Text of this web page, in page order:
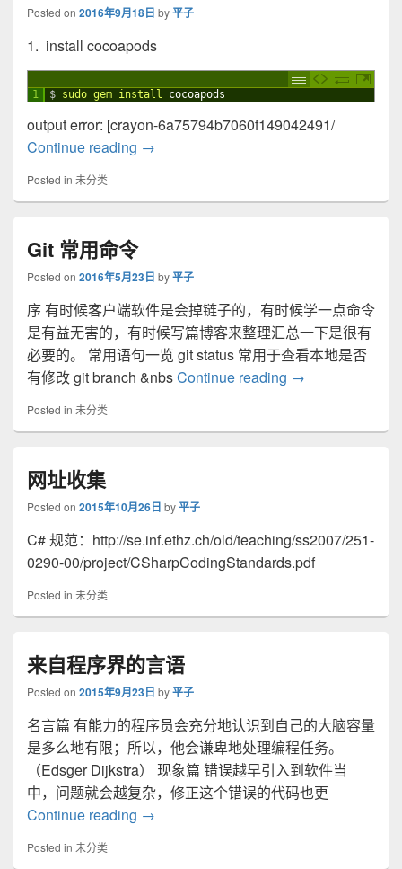
Posted on 2016年9月18日 by平子
1. install cocoapods
1 $ sudo gem install cocoapods
output error: [crayon-6a75794b7060f149042491/
Continue reading MacOS: install CocoaPods output error
→
Posted in 未分类
Git 常用命令
Posted on 2016年5月23日 by平子
序 有时候客户端软件是会掉链子的，有时候学一点命令
是有益无害的，有时候写篇博客来整理汇总一下是很有
必要的。 常用语句一览 git status 常用于查看本地是否
有修改 git branch &nbsContinue reading Git 常用命令
→
Posted in 未分类
网址收集
Posted on 2015年10月26日 by平子
C# 规范：http://se.inf.ethz.ch/old/teaching/ss2007/251-
0290-00/project/CSharpCodingStandards.pdf
Posted in 未分类
来自程序界的言语
Posted on 2015年9月23日 by平子
名言篇 有能力的程序员会充分地认识到自己的大脑容量
是多么地有限；所以，他会谦卑地处理编程任务。
（Edsger Dijkstra） 现象篇 错误越早引入到软件当
中，问题就会越复杂，修正这个错误的代码也更
Continue reading 来自程序界的言语
→
Posted in 未分类